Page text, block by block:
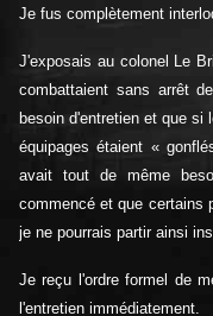
Je fus complètement
J'exposais au colonel Le
combattaient sans arrêt
besoin d'entretien et que si
équipages étaient «
avait tout de même
commencé et que certains
je ne pourrais partir ainsi
Je reçu l'ordre formel de
l'entretien immédiatement.